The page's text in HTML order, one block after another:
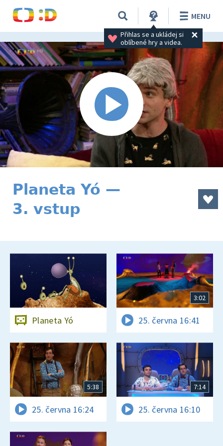
Přihlas se a ukládej si
oblíbené hry a videa.
MENU
Planeta Yó —
3. vstup
Planeta Yó
3:02
25. června 16:41
5:38
25. června 16:24
7:14
25. června 16:10